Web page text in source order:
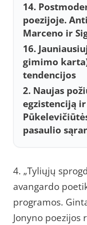
14.
poezijoje.
Marceno ir
16.
gimimo
tendencijos
2. Naujas
egzistenciją
pasaulio
4. „Tyliųjų
avangardo
programos.
Jonyno poezijos